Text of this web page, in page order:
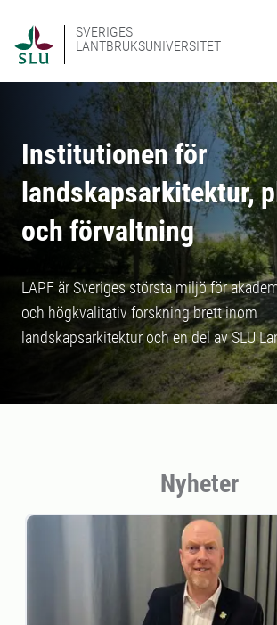
SVERIGES
LANTBRUKSUNIVERSITET
Institutionen för
landskapsarkitektur,
och förvaltning
LAPF är Sveriges största miljö för
och högkvalitativ forskning brett inom
landskapsarkitektur och en del av SLU
Nyheter